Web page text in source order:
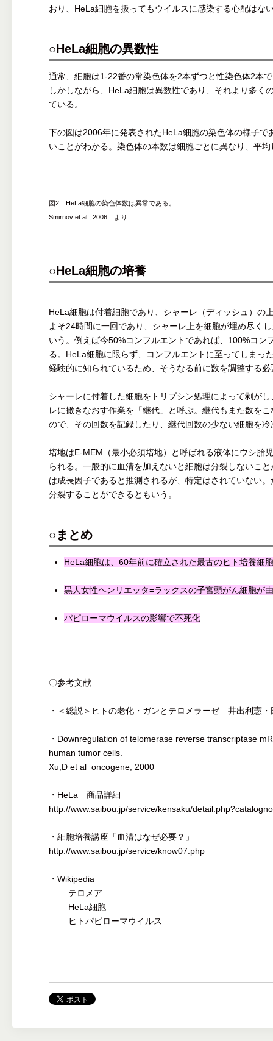
おり、HeLa細胞を扱ってもウイルスに感染する心配はな
○HeLa細胞の異数性
通常、細胞は1-22番の常染色体を2本ずつと性染色体2本
しかしながら、HeLa細胞は異数性であり、それより多く
ている。
下の図は2006年に発表されたHeLa細胞の染色体の様子で
いことがわかる。染色体の本数は細胞ごとに異なり、平
図2 HeLa細胞の染色体数は異常である。
Smirnov et al., 2006 より
○HeLa細胞の培養
HeLa細胞は付着細胞であり、シャーレ（ディッシュ）の
よそ24時間に一回であり、シャーレ上を細胞が埋め尽く
いう。例えば今50%コンフルエントであれば、100%コン
る。HeLa細胞に限らず、コンフルエントに至ってしまっ
経験的に知られているため、そうなる前に数を調整する必
シャーレに付着した細胞をトリプシン処理によって剥が
レに撒きなおす作業を「継代」と呼ぶ。継代もまた数を
ので、その回数を記録したり、継代回数の少ない細胞を
培地はE-MEM（最小必須培地）と呼ばれる液体にウシ胎
られる。一般的に血清を加えないと細胞は分裂しないこ
は成長因子であると推測されるが、特定はされていない
分裂することができるともいう。
○まとめ
HeLa細胞は、60年前に確立された最古のヒト培養細胞
黒人女性ヘンリエッタ=ラックスの子宮頸がん細胞が
パピローマウイルスの影響で不死化
〇参考文献
・＜総説＞ヒトの老化・ガンとテロメラーゼ 井出利憲・
・Downregulation of telomerase reverse transcriptase
human tumor cells.
Xu,D et al oncogene, 2000
・HeLa 商品詳細
http://www.saibou.jp/service/kensaku/
・細胞培養講座「血清はなぜ必要？」
http://www.saibou.jp/service/know07.php
・Wikipedia
テロメア
HeLa細胞
ヒトパピローマウイルス